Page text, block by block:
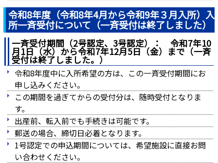
令和8年度（令和8年4月から令和9年３月入所）入
所一斉受付について（一斉受付は終了しました）
一斉受付期間（2号認定、3号認定）： 令和7年10
月1日（水）から令和7年12月5日（金）まで（一斉
受付は終了しました。）
令和8年度中に入所希望の方は、この一斉受付期間にお
申し込みください。
この期間を過ぎてからの受付分は、随時受付となりま
す。
出産前、転入前でも手続きは可能です。
郵送の場合、締切日必着となります。
1号認定での申込期間については、希望施設に直接お問
い合わせください。